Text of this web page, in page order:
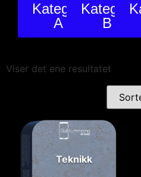
Kategori
A
Kategori
B
Viser det ene resultatet
Teknikk